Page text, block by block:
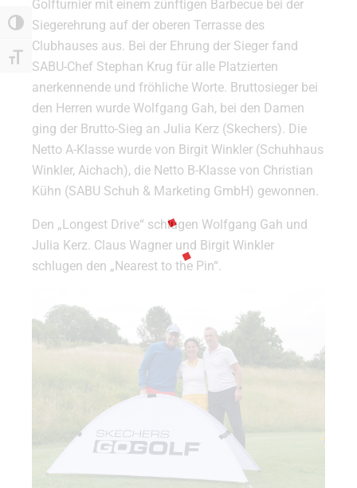
Umschalten auf hohe Kontraste
Schrift vergrößern
Golfturnier mit einem zünftigen Barbecue bei der
Siegerehrung auf der oberen Terrasse des
Clubhauses aus. Bei der Ehrung der Sieger fand
SABU-Chef Stephan Krug für alle Platzierten
anerkennende und fröhliche Worte. Bruttosieger bei
den Herren wurde Wolfgang Gah, bei den Damen
ging der Brutto-Sieg an Julia Kerz (Skechers). Die
Netto A-Klasse wurde von Birgit Winkler (Schuhhaus
Winkler, Aichach), die Netto B-Klasse von Christian
Kühn (SABU Schuh & Marketing GmbH) gewonnen.
Den „Longest Drive“ schlugen Wolfgang Gah und
Julia Kerz. Claus Wagner und Birgit Winkler
schlugen den „Nearest to the Pin“.